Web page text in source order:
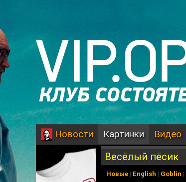
Новости Картинки Видео
Весёлый пёсик
Новые| English | Goblin |